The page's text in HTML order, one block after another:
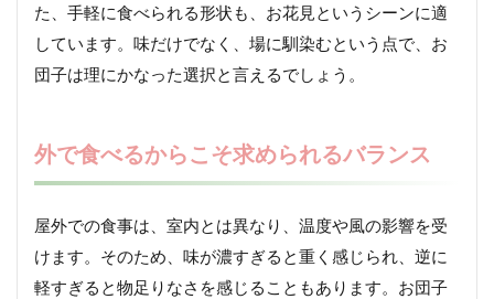
た、手軽に食べられる形状も、お花見というシーンに適
しています。味だけでなく、場に馴染むという点で、お
団子は理にかなった選択と言えるでしょう。
外で食べるからこそ求められるバランス
屋外での食事は、室内とは異なり、温度や風の影響を受
けます。そのため、味が濃すぎると重く感じられ、逆に
軽すぎると物足りなさを感じることもあります。お団子